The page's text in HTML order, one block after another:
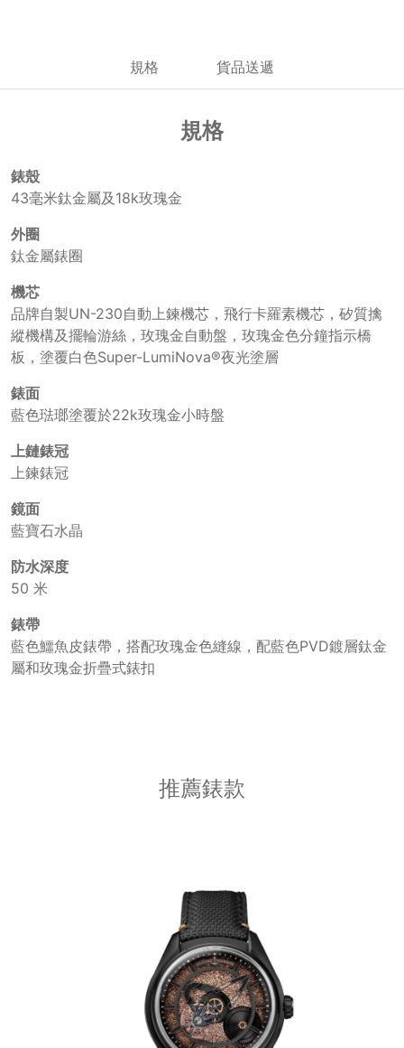
規格 貨品送遞
規格
錶殼
43毫米鈦金屬及18k玫瑰金
外圈
鈦金屬錶圈
機芯
品牌自製UN-230自動上鍊機芯，飛行卡羅素機芯，矽質擒
縱機構及擺輪游絲，玫瑰金自動盤，玫瑰金色分鐘指示橋
板，塗覆白色Super-LumiNova®夜光塗層
錶面
藍色琺瑯塗覆於22k玫瑰金小時盤
上鏈錶冠
上鍊錶冠
鏡面
藍寶石水晶
防水深度
50 米
錶帶
藍色鱷魚皮錶帶，搭配玫瑰金色縫線，配藍色PVD鍍層鈦金
屬和玫瑰金折疊式錶扣
推薦錶款